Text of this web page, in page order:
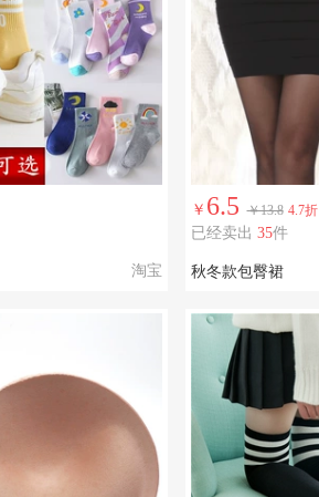
淘宝
￥ 6.5 ￥13.8 4.7折
已经卖出 35件
秋冬款包臀裙